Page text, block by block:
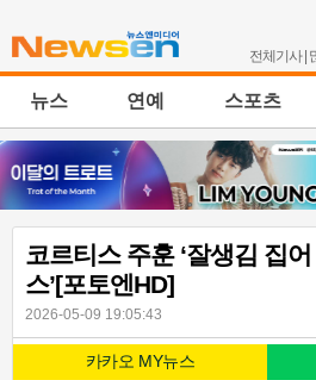
전체기사|
뉴스 연예 스포츠
코르티스 주훈 ‘잘생김 집
스’[포토엔HD]
2026-05-09 19:05:43
카카오 MY뉴스